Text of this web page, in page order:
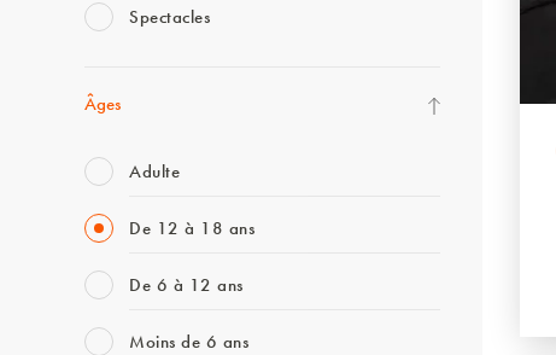
Spectacles
Âges
Adulte
De 12 à 18 ans
De 6 à 12 ans
Moins de 6 ans